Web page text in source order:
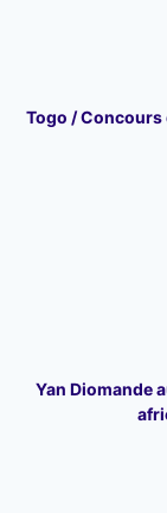
Togo / Concours
Yan Diomande